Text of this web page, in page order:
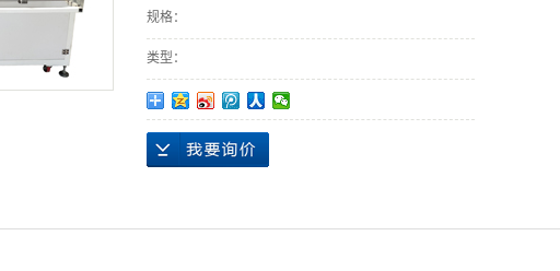
规格：
类型：